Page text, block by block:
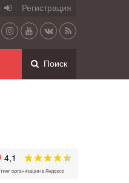
Регистрация
Поиск